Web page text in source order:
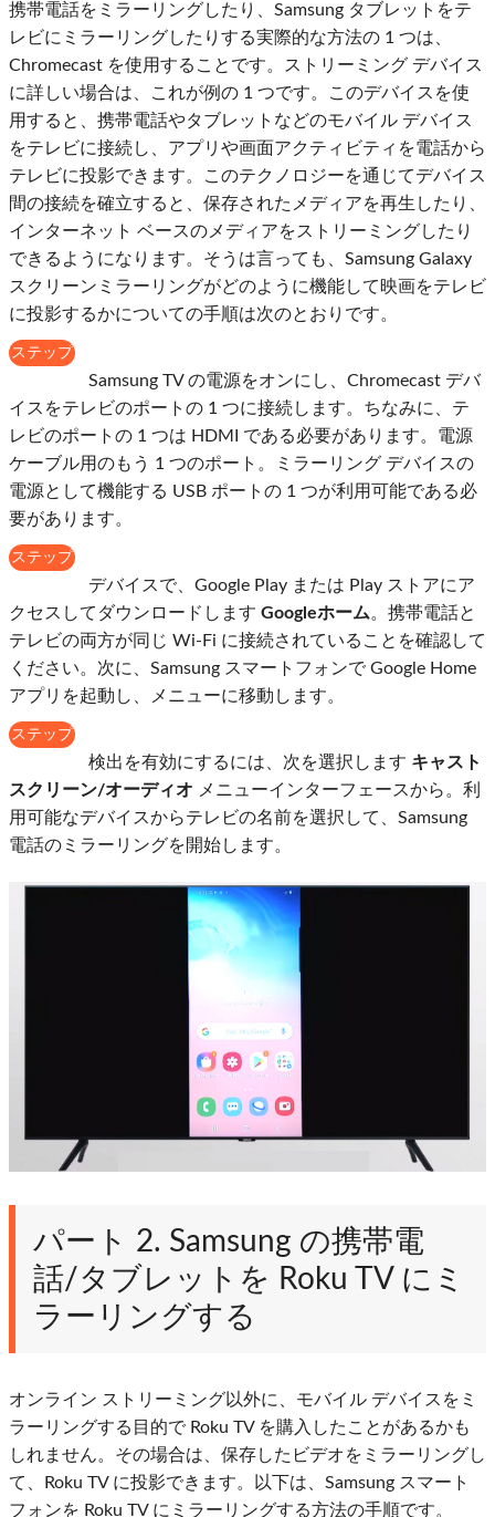
携帯電話をミラーリングしたり、Samsung タブレットをテ
レビにミラーリングしたりする実際的な方法の 1 つは、
Chromecast を使用することです。ストリーミング デバイス
に詳しい場合は、これが例の 1 つです。このデバイスを使
用すると、携帯電話やタブレットなどのモバイル デバイス
をテレビに接続し、アプリや画面アクティビティを電話から
テレビに投影できます。このテクノロジーを通じてデバイス
間の接続を確立すると、保存されたメディアを再生したり、
インターネット ベースのメディアをストリーミングしたり
できるようになります。そうは言っても、Samsung Galaxy
スクリーンミラーリングがどのように機能して映画をテレビ
に投影するかについての手順は次のとおりです。
ステップ
Samsung TV の電源をオンにし、Chromecast デバ
イスをテレビのポートの 1 つに接続します。ちなみに、テ
レビのポートの 1 つは HDMI である必要があります。電源
ケーブル用のもう 1 つのポート。ミラーリング デバイスの
電源として機能する USB ポートの 1 つが利用可能である必
要があります。
ステップ
デバイスで、Google Play または Play ストアにア
クセスしてダウンロードします Googleホーム。携帯電話と
テレビの両方が同じ Wi-Fi に接続されていることを確認して
ください。次に、Samsung スマートフォンで Google Home
アプリを起動し、メニューに移動します。
ステップ
検出を有効にするには、次を選択します キャスト
スクリーン/オーディオ メニューインターフェースから。利
用可能なデバイスからテレビの名前を選択して、Samsung
電話のミラーリングを開始します。
パート 2. Samsung の携帯電
話/タブレットを Roku TV にミ
ラーリングする
オンライン ストリーミング以外に、モバイル デバイスをミ
ラーリングする目的で Roku TV を購入したことがあるかも
しれません。その場合は、保存したビデオをミラーリングし
て、Roku TV に投影できます。以下は、Samsung スマート
フォンを Roku TV にミラーリングする方法の手順です。